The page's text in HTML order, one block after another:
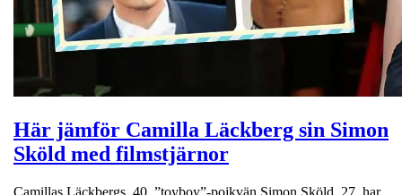
Här jämför Camilla Läckberg sin Simon
Sköld med filmstjärnor
Camillas Läckbergs, 40, ”toyboy”-pojkvän Simon Sköld, 27, har